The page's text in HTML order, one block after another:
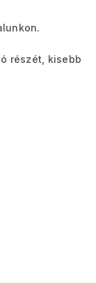
részét, kisebb